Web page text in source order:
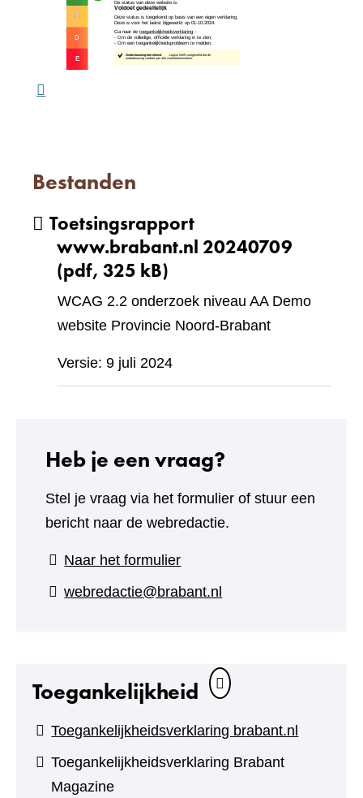
Bestanden
Toetsingsrapport
www.brabant.nl 20240709
(pdf, 325 kB)
WCAG 2.2 onderzoek niveau AA Demo
website Provincie Noord-Brabant
Versie: 9 juli 2024
Heb je een vraag?
Stel je vraag via het formulier of stuur een
bericht naar de webredactie.
Naar het formulier(verwijst
naar
webredactie@brabant.nl
Toegankelijkheid
Toegankelijkheidsverklaring brabant.nl
Toegankelijkheidsverklaring Brabant
Magazine